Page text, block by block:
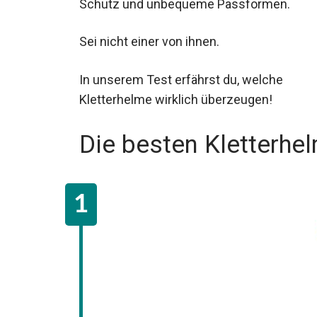
Schutz und unbequeme Passformen.
Sei nicht einer von ihnen.
In unserem Test erfährst du, welche
Kletterhelme wirklich überzeugen!
Die besten